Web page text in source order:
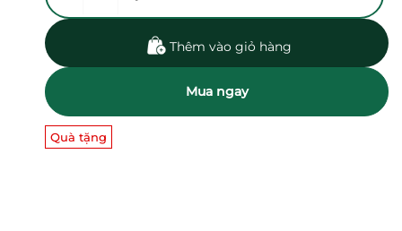
Thêm vào giỏ hàng
Mua ngay
Quà tặng